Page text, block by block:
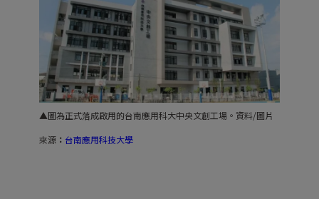
▲圖為正式落成啟用的台南應用科大中央文創工場。資料/圖片
來源 ： 台南應用科技大學